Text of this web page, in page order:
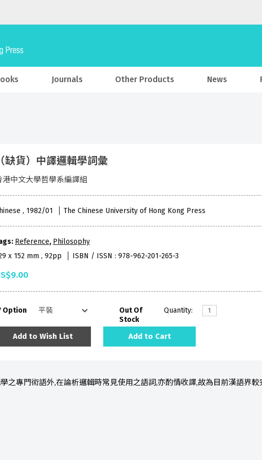
Journals Other Products News
（缺貨）中譯邏輯學詞彙
港中文大學哲學系編譯組
, 1982/01 The Chinese University of Hong Kong Press
Reference, Philosophy
x 152 mm , 92pp
ISBN / ISSN : 978-962-201-265-3
Option
Out Of
Stock
Quantity:
Add to Wish List Add to Cart
之專門術語外,在論析邏輯時常見使用之語詞,亦酌情收譯,故為目前漢語界較